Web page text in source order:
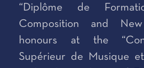
“Diplôme de
Composition and
honours at the
Supérieur de Musique